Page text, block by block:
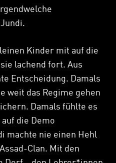
Kinder mit auf die
lachend fort. Aus
Entscheidung. Damals
weit das Regime gehen
Damals fühlte es
die Demo
machte nie einen Hehl
Clan. Mit den